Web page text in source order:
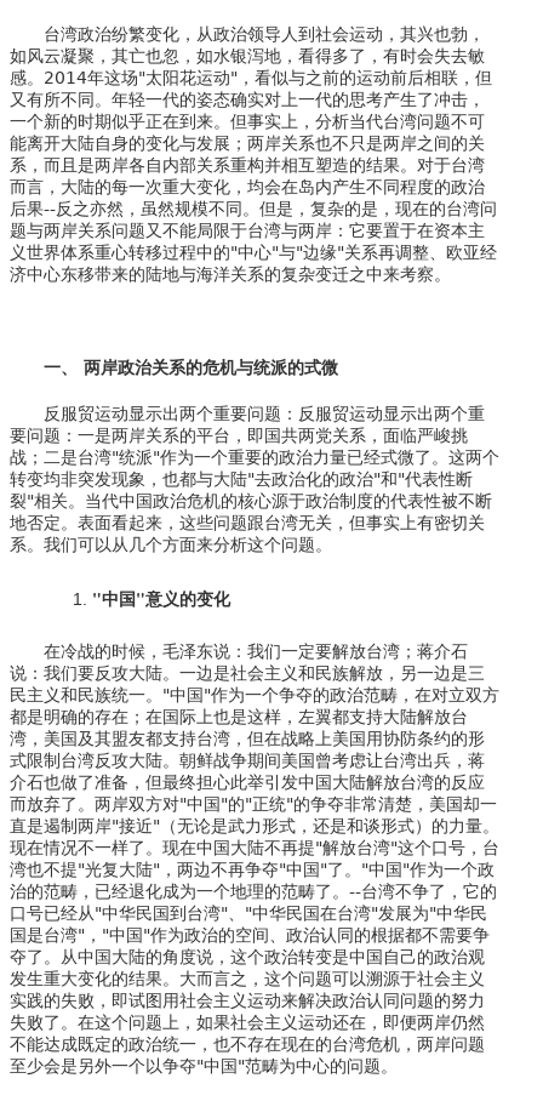
台湾政治纷繁变化，从政治领导人到社会运动，其兴也勃，
如风云凝聚，其亡也忽，如水银泻地，看得多了，有时会失去敏
感。2014年这场"太阳花运动"，看似与之前的运动前后相联，但
又有所不同。年轻一代的姿态确实对上一代的思考产生了冲击，
一个新的时期似乎正在到来。但事实上，分析当代台湾问题不可
能离开大陆自身的变化与发展；两岸关系也不只是两岸之间的关
系，而且是两岸各自内部关系重构并相互塑造的结果。对于台湾
而言，大陆的每一次重大变化，均会在岛内产生不同程度的政治
后果--反之亦然，虽然规模不同。但是，复杂的是，现在的台湾问
题与两岸关系问题又不能局限于台湾与两岸：它要置于在资本主
义世界体系重心转移过程中的"中心"与"边缘"关系再调整、欧亚经
济中心东移带来的陆地与海洋关系的复杂变迁之中来考察。
一、 两岸政治关系的危机与统派的式微
反服贸运动显示出两个重要问题：反服贸运动显示出两个重
要问题：一是两岸关系的平台，即国共两党关系，面临严峻挑
战；二是台湾"统派"作为一个重要的政治力量已经式微了。这两个
转变均非突发现象，也都与大陆"去政治化的政治"和"代表性断
裂"相关。当代中国政治危机的核心源于政治制度的代表性被不断
地否定。表面看起来，这些问题跟台湾无关，但事实上有密切关
系。我们可以从几个方面来分析这个问题。
"中国"意义的变化
在冷战的时候，毛泽东说：我们一定要解放台湾；蒋介石
说：我们要反攻大陆。一边是社会主义和民族解放，另一边是三
民主义和民族统一。"中国"作为一个争夺的政治范畴，在对立双方
都是明确的存在；在国际上也是这样，左翼都支持大陆解放台
湾，美国及其盟友都支持台湾，但在战略上美国用协防条约的形
式限制台湾反攻大陆。朝鲜战争期间美国曾考虑让台湾出兵，蒋
介石也做了准备，但最终担心此举引发中国大陆解放台湾的反应
而放弃了。两岸双方对"中国"的"正统"的争夺非常清楚，美国却一
直是遏制两岸"接近"（无论是武力形式，还是和谈形式）的力量。
现在情况不一样了。现在中国大陆不再提"解放台湾"这个口号，台
湾也不提"光复大陆"，两边不再争夺"中国"了。"中国"作为一个政
治的范畴，已经退化成为一个地理的范畴了。--台湾不争了，它的
口号已经从"中华民国到台湾"、"中华民国在台湾"发展为"中华民
国是台湾"，"中国"作为政治的空间、政治认同的根据都不需要争
夺了。从中国大陆的角度说，这个政治转变是中国自己的政治观
发生重大变化的结果。大而言之，这个问题可以溯源于社会主义
实践的失败，即试图用社会主义运动来解决政治认同问题的努力
失败了。在这个问题上，如果社会主义运动还在，即便两岸仍然
不能达成既定的政治统一，也不存在现在的台湾危机，两岸问题
至少会是另外一个以争夺"中国"范畴为中心的问题。